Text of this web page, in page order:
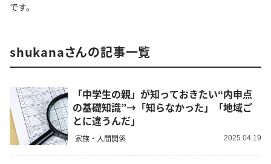
です。
shukanaさんの記事一覧
「中学生の親」が知っておきたい“内申点
の基礎知識”→「知らなかった」「地域ご
とに違うんだ」
家族・人間関係 2025.04.19